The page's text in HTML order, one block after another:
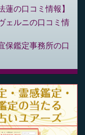
蓮の口コミ情報
ェルニの口コミ情
保鑑定事務所の口